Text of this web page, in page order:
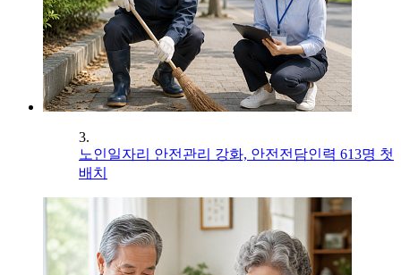
3.
노인일자리 안전관리 강화, 안전전담인력 613명 첫
배치